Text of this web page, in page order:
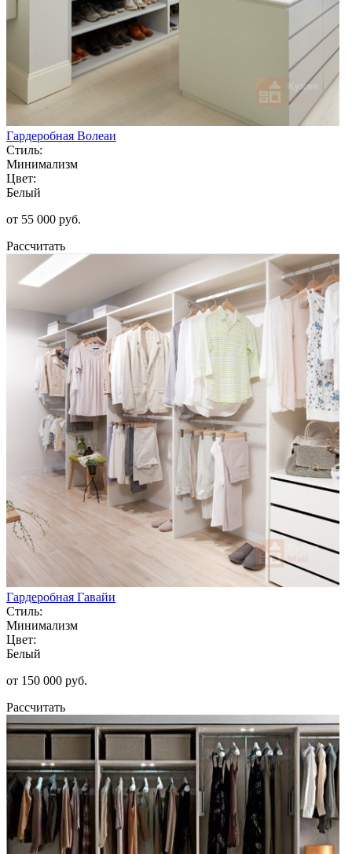
Гардеробная Волеаи
Стиль:
Минимализм
Цвет:
Белый
от 55 000 руб.
Рассчитать
Гардеробная Гавайи
Стиль:
Минимализм
Цвет:
Белый
от 150 000 руб.
Рассчитать